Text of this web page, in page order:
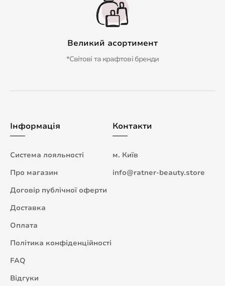
Великий асортимент
*Світові та крафтові бренди
Інформація
Система лояльності
Про магазин
Договір публічної оферти
Доставка
Оплата
Політика конфіденційності
FAQ
Відгуки
Контакти
м. Київ
info@ratner-beauty.store